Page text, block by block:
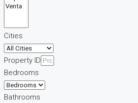
Cities
Property ID
Bedrooms
Bathrooms